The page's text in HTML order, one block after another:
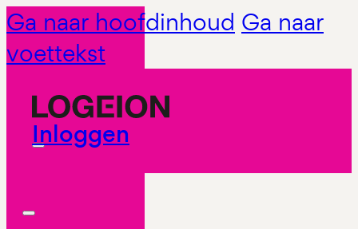
Ga naar hoofdinhoud Ga naar
voettekst
Inloggen